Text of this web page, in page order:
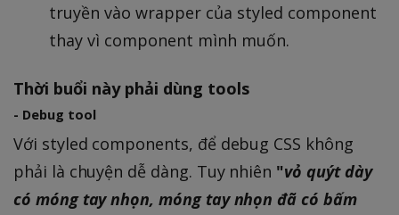
truyền vào wrapper của styled component
thay vì component mình muốn.
Thời buổi này phải dùng tools
- Debug tool
Với styled components, để debug CSS không
phải là chuyện dễ dàng. Tuy nhiên "vỏ quýt dày
có móng tay nhọn, móng tay nhọn đã có bấm